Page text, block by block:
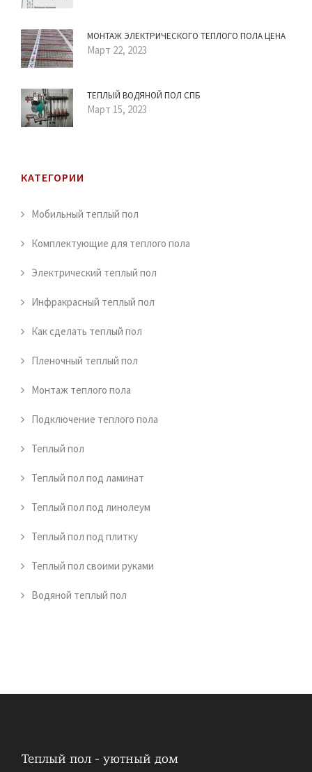
МОНТАЖ ЭЛЕКТРИЧЕСКОГО ТЕПЛОГО ПОЛА ЦЕНА
Март 22, 2023
ТЕПЛЫЙ ВОДЯНОЙ ПОЛ СПБ
Март 15, 2023
КАТЕГОРИИ
Мобильный теплый пол
Комплектующие для теплого пола
Электрический теплый пол
Инфракрасный теплый пол
Как сделать теплый пол
Пленочный теплый пол
Монтаж теплого пола
Подключение теплого пола
Теплый пол
Теплый пол под ламинат
Теплый пол под линолеум
Теплый пол под плитку
Теплый пол своими руками
Водяной теплый пол